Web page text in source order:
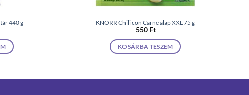
440 g KNORR Chili con Carne alap XXL 75 g
550 Ft
KOSÁRBA TESZEM